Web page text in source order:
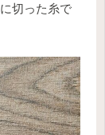
切った糸で